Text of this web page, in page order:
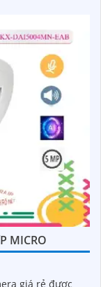
MICRO
giá rẻ được